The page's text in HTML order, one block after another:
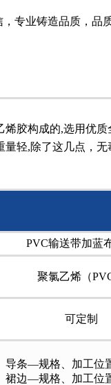
专业铸造品质，品
胶构成的,选用优
量轻,除了这几点，
PVC输送带加蓝
聚氯乙烯（
可定制
导条—规格、加工位
裙边—规格、加工位